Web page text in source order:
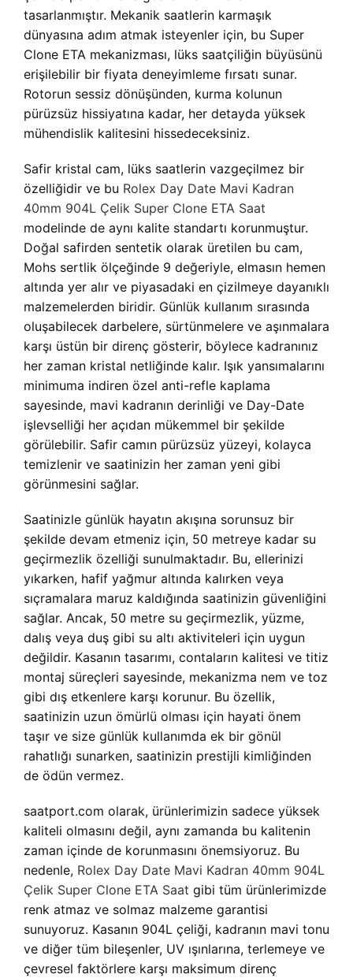
tasarlanmıştır. Mekanik saatlerin karmaşık
dünyasına adım atmak isteyenler için, bu Super
Clone ETA mekanizması, lüks saatçiliğin büyüsünü
erişilebilir bir fiyata deneyimleme fırsatı sunar.
Rotorun sessiz dönüşünden, kurma kolunun
pürüzsüz hissiyatına kadar, her detayda yüksek
mühendislik kalitesini hissedeceksiniz.
Safir kristal cam, lüks saatlerin vazgeçilmez bir
özelliğidir ve bu Rolex Day Date Mavi Kadran
40mm 904L Çelik Super Clone ETA Saat
modelinde de aynı kalite standartı korunmuştur.
Doğal safirden sentetik olarak üretilen bu cam,
Mohs sertlik ölçeğinde 9 değeriyle, elmasın hemen
altında yer alır ve piyasadaki en çizilmeye dayanıklı
malzemelerden biridir. Günlük kullanım sırasında
oluşabilecek darbelere, sürtünmelere ve aşınmalara
karşı üstün bir direnç gösterir, böylece kadranınız
her zaman kristal netliğinde kalır. Işık yansımalarını
minimuma indiren özel anti-refle kaplama
sayesinde, mavi kadranın derinliği ve Day-Date
işlevselliği her açıdan mükemmel bir şekilde
görülebilir. Safir camın pürüzsüz yüzeyi, kolayca
temizlenir ve saatinizin her zaman yeni gibi
görünmesini sağlar.
Saatinizle günlük hayatın akışına sorunsuz bir
şekilde devam etmeniz için, 50 metreye kadar su
geçirmezlik özelliği sunulmaktadır. Bu, ellerinizi
yıkarken, hafif yağmur altında kalırken veya
sıçramalara maruz kaldığında saatinizin güvenliğini
sağlar. Ancak, 50 metre su geçirmezlik, yüzme,
dalış veya duş gibi su altı aktiviteleri için uygun
değildir. Kasanın tasarımı, contaların kalitesi ve titiz
montaj süreçleri sayesinde, mekanizma nem ve toz
gibi dış etkenlere karşı korunur. Bu özellik,
saatinizin uzun ömürlü olması için hayati önem
taşır ve size günlük kullanımda ek bir gönül
rahatlığı sunarken, saatinizin prestijli kimliğinden
de ödün vermez.
saatport.com olarak, ürünlerimizin sadece yüksek
kaliteli olmasını değil, aynı zamanda bu kalitenin
zaman içinde de korunmasını önemsiyoruz. Bu
nedenle, Rolex Day Date Mavi Kadran 40mm 904L
Çelik Super Clone ETA Saat gibi tüm ürünlerimizde
renk atmaz ve solmaz malzeme garantisi
sunuyoruz. Kasanın 904L çeliği, kadranın mavi tonu
ve diğer tüm bileşenler, UV ışınlarına, terlemeye ve
çevresel faktörlere karşı maksimum direnç